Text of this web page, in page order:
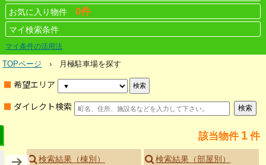
お気に入り物件 0件
マイ検索条件
マイ条件の活用法
TOPページ › 月極駐車場を探す
■ 希望エリア
■ ダイレクト検索
該当物件 1 件
検索結果（棟別） 検索結果（部屋別）